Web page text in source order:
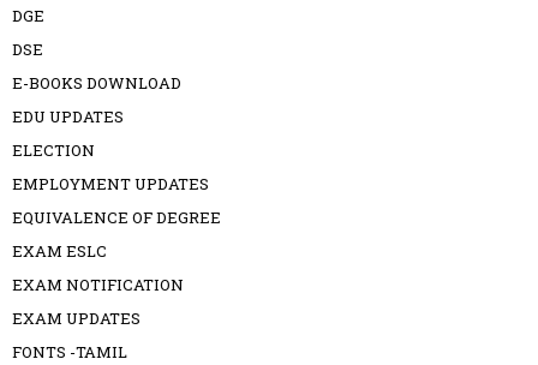
DGE
DSE
E-BOOKS DOWNLOAD
EDU UPDATES
ELECTION
EMPLOYMENT UPDATES
EQUIVALENCE OF DEGREE
EXAM ESLC
EXAM NOTIFICATION
EXAM UPDATES
FONTS -TAMIL